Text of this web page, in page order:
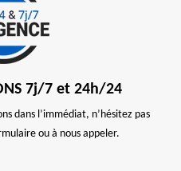
7j/7 et 24h/24
dans l’immédiat, n’hésitez pas
ou à nous appeler.